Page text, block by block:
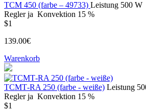
ТСМ 450 (farbe – 49733) Leistung 500 W
Regler ja Konvektion 15 %
$1
139.00€
Warenkorb
ТСМТ-RA 250 (farbe - weiße) Leistung
Regler ja Konvektion 15 %
$1